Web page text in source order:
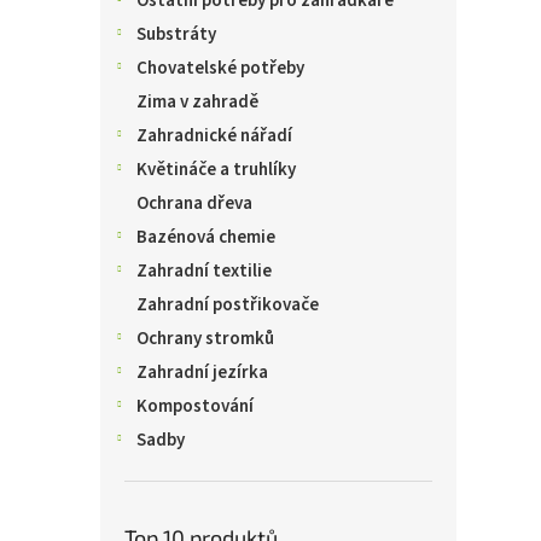
Substráty
Chovatelské potřeby
Zima v zahradě
Zahradnické nářadí
Květináče a truhlíky
Ochrana dřeva
Bazénová chemie
Zahradní textilie
Zahradní postřikovače
Ochrany stromků
Zahradní jezírka
Kompostování
Sadby